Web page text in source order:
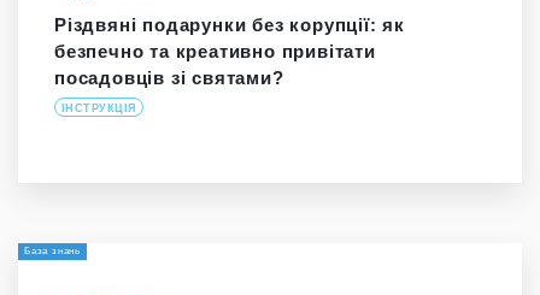
Різдвяні подарунки без корупції: як
безпечно та креативно привітати
посадовців зі святами?
ІНСТРУКЦІЯ
База знань